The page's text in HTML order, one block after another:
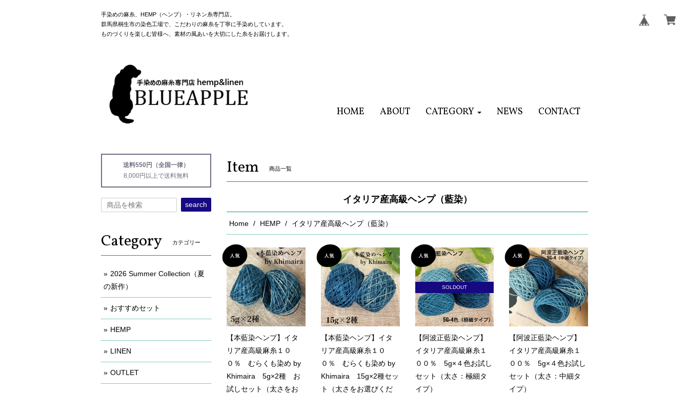
手染めの麻糸、HEMP（ヘンプ）・リネン糸専門店。
群馬県桐生市の染色工場で、こだわりの麻糸を丁寧に手染めしています。
ものづくりを楽しむ皆様へ、素材の風あいを大切にした糸をお届けします。
HOME ABOUT CATEGORY NEWS CONTACT
Item 商品一覧
イタリア産高級ヘンプ（藍染）
Home HEMP イタリア産高級ヘンプ（藍染）
【本藍染ヘンプ】イタ
リア産高級麻糸１０
０％ むらくも染め by
Khimaira 5g×2種 お
試しセット（太さをお
【本藍染ヘンプ】イタ
リア産高級麻糸１０
０％ むらくも染め by
Khimaira 15g×2種セッ
ト（太さをお選びくだ
SOLDOUT
【阿波正藍染ヘンプ】
イタリア産高級麻糸１
００％ 5g×４色お試し
セット（太さ：極細タ
イプ）
【阿波正藍染ヘンプ】
イタリア産高級麻糸１
００％ 5g×４色お試し
セット（太さ：中細タ
イプ）
送料550円（全国一律）
8,000円以上で送料無料
search
Category カテゴリー
2026 Summer Collection（夏
の新作）
おすすめセット
HEMP
LINEN
OUTLET